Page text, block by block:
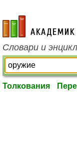
academic.ru
Словари и
Толкования